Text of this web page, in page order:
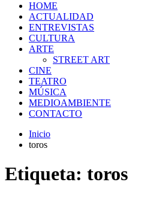
HOME
ACTUALIDAD
ENTREVISTAS
CULTURA
ARTE
STREET ART
CINE
TEATRO
MÚSICA
MEDIOAMBIENTE
CONTACTO
Inicio
toros
Etiqueta: toros